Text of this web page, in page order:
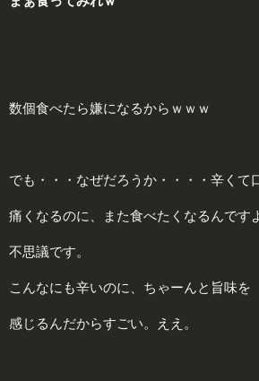
数個食べたら嫌になるからｗｗｗ
でも・・・なぜだろうか・・・・辛くて
痛くなるのに、また食べたくなるんです
不思議です。
こんなにも辛いのに、ちゃーんと旨味を
感じるんだからすごい。ええ。